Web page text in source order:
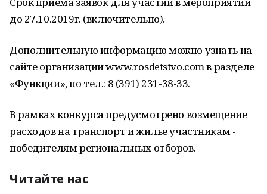
до 27.10.2019г. (включительно).
Дополнительную информацию можно узнать на
сайте организации www.rosdetstvo.com в разделе
«Функции», по тел.: 8 (391) 231-38-33.
В рамках конкурса предусмотрено возмещение
расходов на транспорт и жилье участникам -
победителям региональных отборов.
Читайте нас